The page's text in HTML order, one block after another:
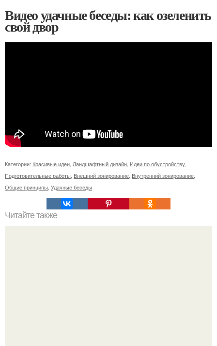
Видео удачные беседы: как озеленить
свой двор
Категории: Красивые идеи, Ландшафтный дизайн, Идеи по обустройству,
Подготовительные работы, Внешний зонирование, Внутренний зонирование,
Общие принципы, Удачные беседы
Читайте также